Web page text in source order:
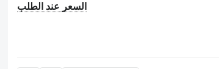
السعر عند الطلب